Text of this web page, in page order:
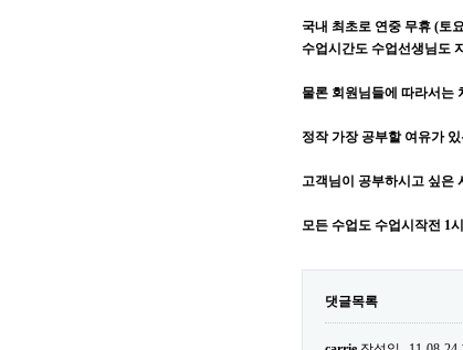
국내 최초로 연중 무휴 (토
수업시간도 수업선생님도
물론 회원님들에 따라서는
정작 가장 공부할 여유가
고객님이 공부하시고 싶은
모든 수업도 수업시작전 1
댓글목록